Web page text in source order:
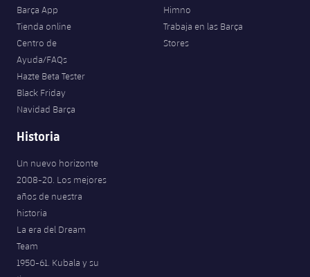
Barça App
Tienda online
Centro de
Ayuda/FAQs
Hazte Beta Tester
Black Friday
Navidad Barça
Himno
Trabaja en las Barça
Stores
Historia
Un nuevo horizonte
2008-20. Los mejores
años de nuestra
historia
La era del Dream
Team
1950-61. Kubala y su